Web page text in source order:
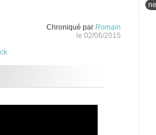
Chroniqué par Romain
le 02/06/2015